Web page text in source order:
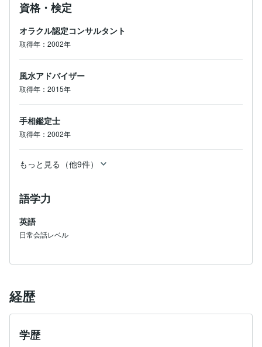
資格・検定
オラクル認定コンサルタント
取得年：2002年
風水アドバイザー
取得年：2015年
手相鑑定士
取得年：2002年
もっと見る（他9件）
語学力
英語
日常会話レベル
経歴
学歴